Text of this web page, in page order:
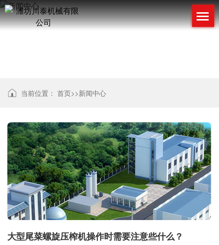
当前位置： 首页>>新闻中心
大型尾菜螺旋压榨机操作时需要注意些什么？